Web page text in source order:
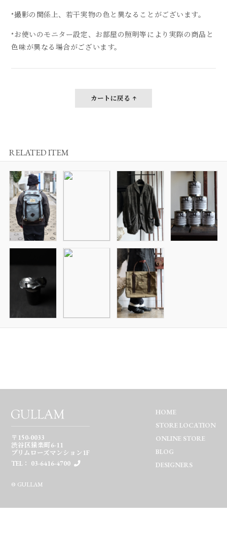
*撮影の関係上、若干実物の色と異なることがございます。
*お使いのモニター設定、お部屋の照明等により実際の商品と
色味が異なる場合がございます。
カートに戻る
RELATED ITEM
〒150-0033
渋谷区猿楽町6-11
プリムローズマンション1F
TEL： 03-6416-4700
HOME
STORE LOCATION
ONLINE STORE
BLOG
DESIGNERS
© GULLAM